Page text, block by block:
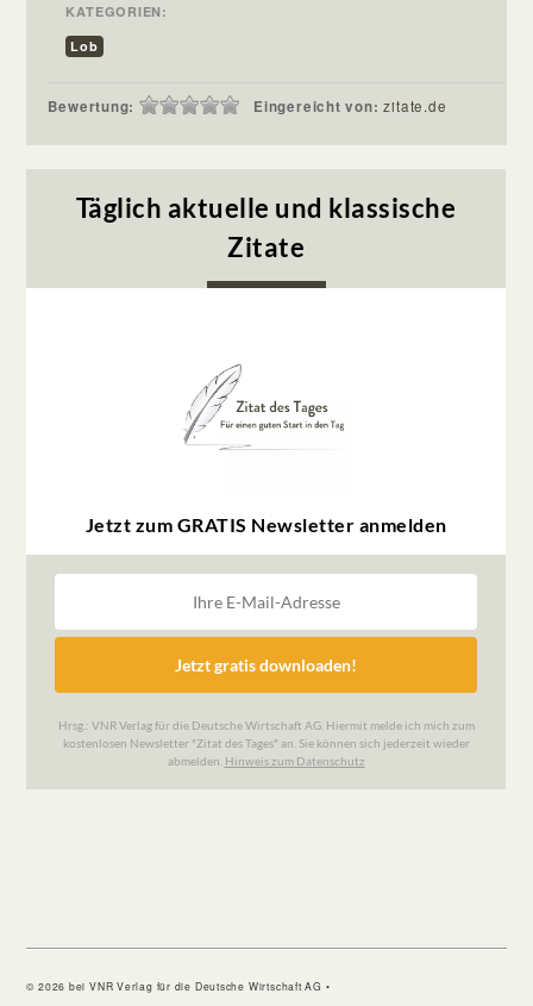
KATEGORIEN:
Lob
Bewertung: Eingereicht von:zitate.de
© 2026 bei VNR Verlag für die Deutsche Wirtschaft AG •